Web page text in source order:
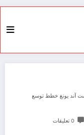
آند يونغ خطط توسع
0 تعليقات